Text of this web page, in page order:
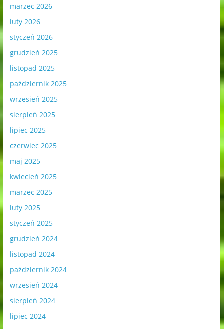
marzec 2026
luty 2026
styczeń 2026
grudzień 2025
listopad 2025
październik 2025
wrzesień 2025
sierpień 2025
lipiec 2025
czerwiec 2025
maj 2025
kwiecień 2025
marzec 2025
luty 2025
styczeń 2025
grudzień 2024
listopad 2024
październik 2024
wrzesień 2024
sierpień 2024
lipiec 2024